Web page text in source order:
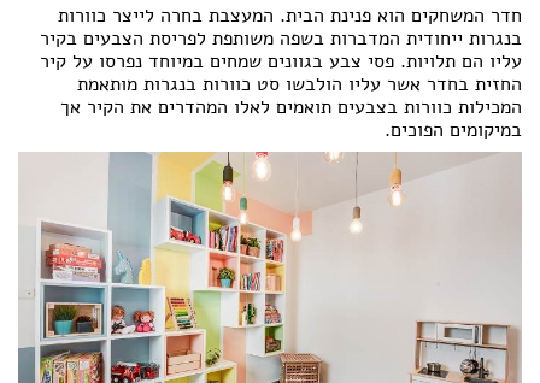
חדר המשחקים הוא פנינת הבית. המעצבת בחרה לייצר כוורות
בנגרות ייחודית המדברות בשפה משותפת לפריסת הצבעים בקיר
עליו הם תלויות. פסי צבע בגוונים שמחים במיוחד נפרסו על קיר
החזית בחדר אשר עליו הולבשו סט כוורות בנגרות מותאמת
המכילות כוורות בצבעים תואמים לאלו המהדרים את הקיר אך
במיקומים הפוכים.